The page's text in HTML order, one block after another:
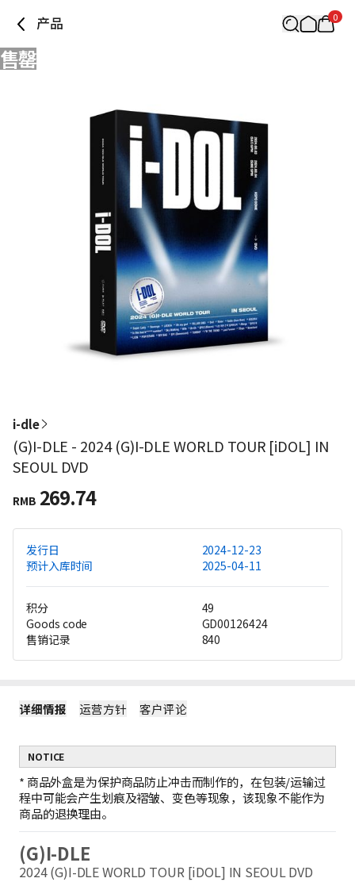
产品 0
售罄
i-dle
(G)I-DLE - 2024 (G)I-DLE WORLD TOUR [iDOL] IN
SEOUL DVD
RMB 269.74
发行日
2024-12-23
预计入库时间
2025-04-11
积分
49
Goods code
GD00126424
售销记录
840
详细情报 运营方针 客户评论
NOTICE
* 商品外盒是为保护商品防止冲击而制作的，在包装/运输过
程中可能会产生划痕及褶皱、变色等现象，该现象不能作为
商品的退换理由。
(G)I-DLE
2024 (G)I-DLE WORLD TOUR [iDOL] IN SEOUL DVD